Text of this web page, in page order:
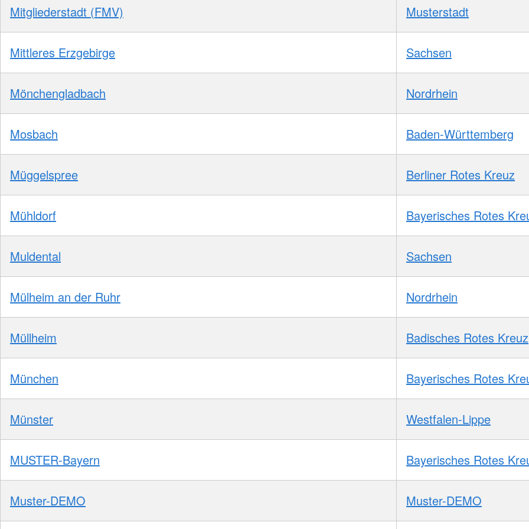
Mitgliederstadt (FMV) Musterstadt
Mittleres Erzgebirge Sachsen
Mönchengladbach Nordrhein
Mosbach Baden-Württemberg
Müggelspree Berliner Rotes Kreuz
Mühldorf Bayerisches Rotes
Muldental Sachsen
Mülheim an der Ruhr Nordrhein
Müllheim Badisches Rotes Kreuz
München Bayerisches Rotes
Münster Westfalen-Lippe
MUSTER-Bayern Bayerisches Rotes
Muster-DEMO Muster-DEMO